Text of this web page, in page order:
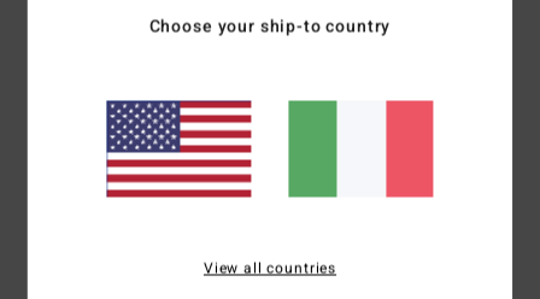
Sleeves:Long sleeves
Closure:Pullover closure
Branding:Assorted graphics
Other Features:Rib cuffs and bottom band
Choose your ship-to country
View all countries